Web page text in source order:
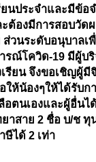
นประจำและมีข้อ
ต้องมีการสอบวัด
วนระดับอนุบาลเ
ณ์โควิด-19 มีผู้บ
รียน จึงขอเชิญผู้
ให้น้องๆให้ได้รับ
ตนเองและผู้อื่นไ
ยาสาย 2 ชื่อ บ/ช
ษีได้ 2 เท่า